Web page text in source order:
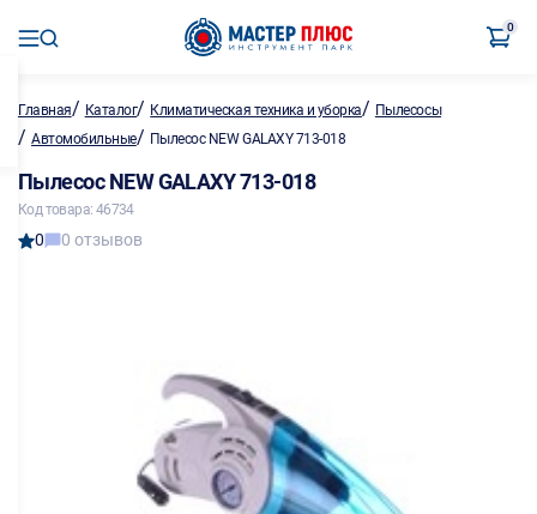
0
Главная/ Каталог/ Климатическая техника и уборка/ Пылесосы
/ Автомобильные/ Пылесос NEW GALAXY 713-018
Пылесос NEW GALAXY 713-018
Код товара: 46734
0 0 отзывов